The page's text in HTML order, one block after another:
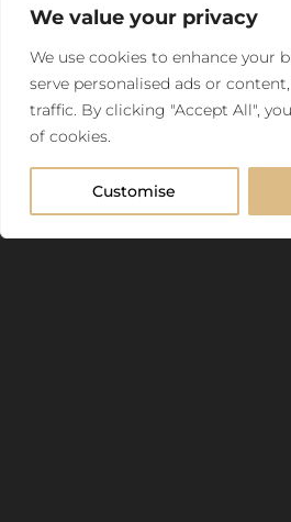
We value your privacy
We use cookies to enhance your
serve personalised ads or
traffic. By clicking "Accept All",
of cookies.
Customise